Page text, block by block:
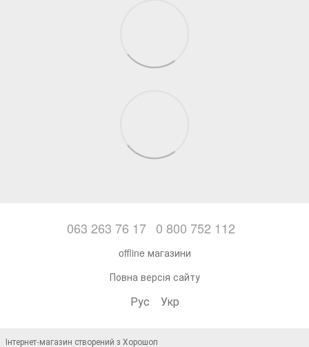
063 263 76 17 0 800 752 112
offline магазини
Повна версія сайту
Рус Укр
Інтернет-магазин створений з Хорошоп